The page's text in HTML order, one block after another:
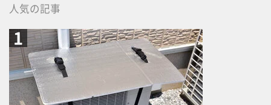
人気の記事